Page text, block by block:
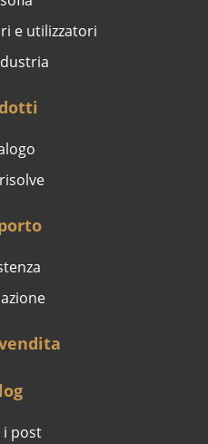
e utilizzatori
post